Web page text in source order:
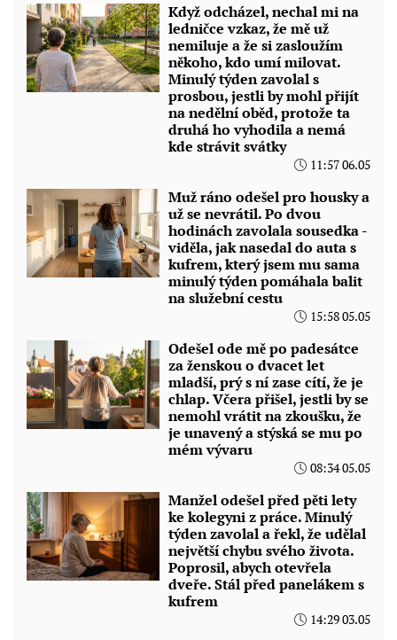
Když odcházel, nechal mi na
ledničce vzkaz, že mě už
nemiluje a že si zasloužím
někoho, kdo umí milovat.
Minulý týden zavolal s
prosbou, jestli by mohl přijít
na nedělní oběd, protože ta
druhá ho vyhodila a nemá
kde strávit svátky
11:57 06.05
Muž ráno odešel pro housky a
už se nevrátil. Po dvou
hodinách zavolala sousedka -
viděla, jak nasedal do auta s
kufrem, který jsem mu sama
minulý týden pomáhala balit
na služební cestu
15:58 05.05
Odešel ode mě po padesátce
za ženskou o dvacet let
mladší, prý s ní zase cítí, že je
chlap. Včera přišel, jestli by se
nemohl vrátit na zkoušku, že
je unavený a stýská se mu po
mém vývaru
08:34 05.05
Manžel odešel před pěti lety
ke kolegyni z práce. Minulý
týden zavolal a řekl, že udělal
největší chybu svého života.
Poprosil, abych otevřela
dveře. Stál před panelákem s
kufrem
14:29 03.05